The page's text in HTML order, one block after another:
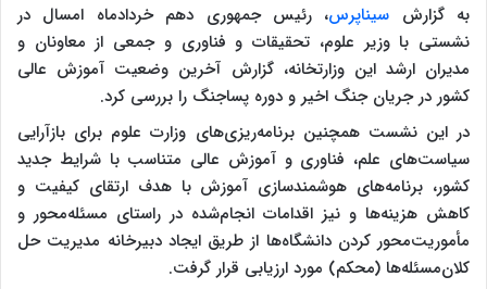
به گزارش سیناپرس، رئیس جمهوری دهم خردادماه امسال در
نشستی با وزیر علوم، تحقیقات و فناوری و جمعی از معاونان و
مدیران ارشد این وزارتخانه، گزارش آخرین وضعیت آموزش عالی
کشور در جریان جنگ اخیر و دوره پساجنگ را بررسی کرد.
در این نشست همچنین برنامه‌ریزی‌های وزارت علوم برای بازآرایی
سیاست‌های علم، فناوری و آموزش عالی متناسب با شرایط جدید
کشور، برنامه‌های هوشمندسازی آموزش با هدف ارتقای کیفیت و
کاهش هزینه‌ها و نیز اقدامات انجام‌شده در راستای مسئله‌محور و
مأموریت‌محور کردن دانشگاه‌ها از طریق ایجاد دبیرخانه مدیریت حل
کلان‌مسئله‌ها (محکم) مورد ارزیابی قرار گرفت.